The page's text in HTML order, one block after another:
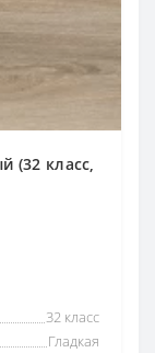
(32 класс,
32 класс
Гладкая